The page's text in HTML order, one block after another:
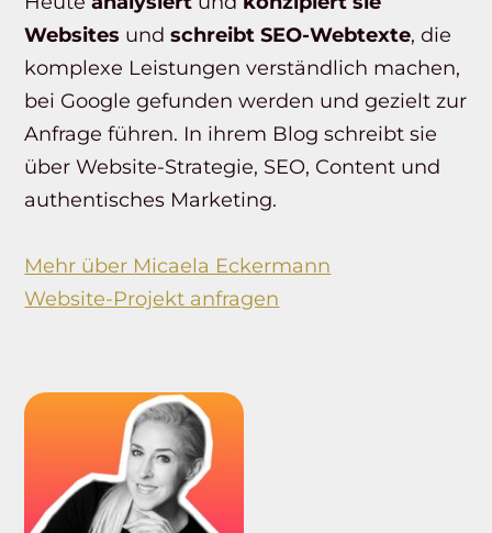
Websites undschreibt SEO-Webtexte, die
komplexe Leistungen verständlich machen,
bei Google gefunden werden und gezielt zur
Anfrage führen. In ihrem Blog schreibt sie
über Website-Strategie, SEO, Content und
authentisches Marketing.
Mehr über Micaela Eckermann
Website-Projekt anfragen